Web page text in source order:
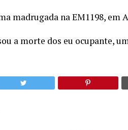
madrugada na EM1198, em
a morte dos eu ocupante,